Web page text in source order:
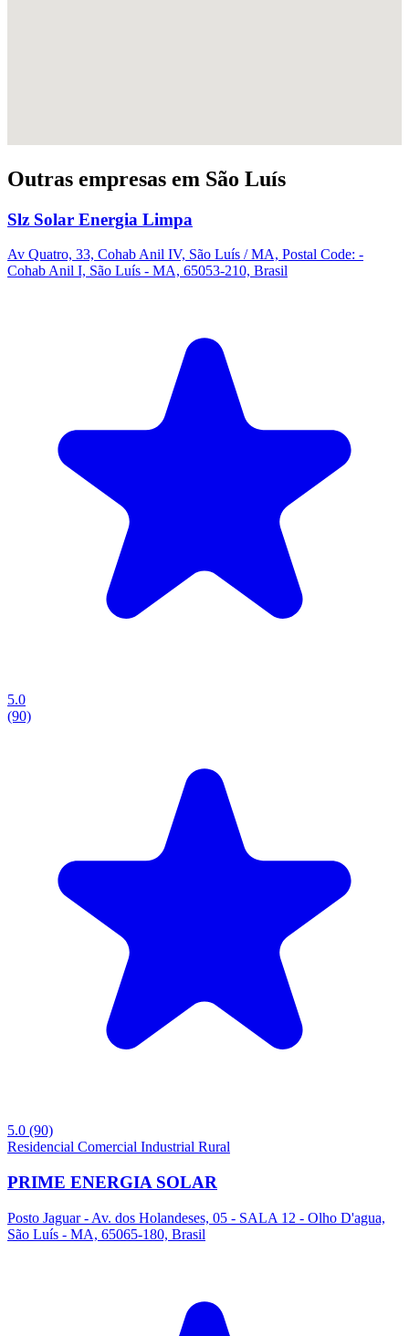
Outras empresas em São Luís
Slz Solar Energia Limpa
Av Quatro, 33, Cohab Anil IV, São Luís / MA, Postal Code: -
Cohab Anil I, São Luís - MA, 65053-210, Brasil
5.0
(90)
5.0 (90)
Residencial Comercial Industrial Rural
PRIME ENERGIA SOLAR
Posto Jaguar - Av. dos Holandeses, 05 - SALA 12 - Olho D'agua,
São Luís - MA, 65065-180, Brasil